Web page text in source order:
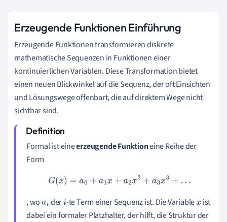
Erzeugende Funktionen Einführung
Erzeugende Funktionen transformieren diskrete
mathematische Sequenzen in Funktionen einer
kontinuierlichen Variablen. Diese Transformation bietet
einen neuen Blickwinkel auf die Sequenz, der oft Einsichten
und Lösungswege offenbart, die auf direktem Wege nicht
sichtbar sind.
Formal ist eineerzeugende Funktioneine Reihe der
Form
G(x) =a0+a1x +a 2x2+a 3x3+…
, woai deri-te Term einer Sequenz ist. Die Variablex ist
dabei ein formaler Platzhalter, der hilft, die Struktur der